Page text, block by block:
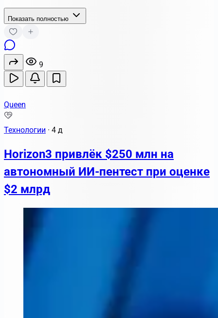
Показать полностью
9
Queen
Технологии · 4 д
Horizon3 привлёк $250 млн на
автономный ИИ-пентест при оценке
$2 млрд